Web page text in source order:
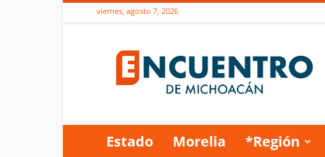
viernes, agosto 7, 2026
de
Michoacán
Estado Morelia *Región